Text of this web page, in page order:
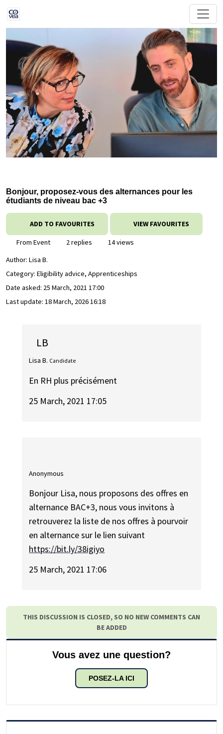
Bonjour, proposez-vous des alternances pour les
étudiants de niveau bac +3
ADD TO FAVOURITES VIEW FAVOURITES
From Event 2 replies
14 views
Author: Lisa B.
Category: Eligibility advice, Apprenticeships
Date asked: 25 March, 2021 17:00
Last update: 18 March, 2026 16:18
LB
Lisa B. Candidate
En RH plus précisément
25 March, 2021 17:05
Anonymous
Bonjour Lisa, nous proposons des offres en
alternance BAC+3, nous vous invitons à
retrouverez la liste de nos offres à pourvoir
en alternance sur le lien suivant
https://bit.ly/38igiyo
25 March, 2021 17:06
THIS DISCUSSION IS CLOSED, SO NO NEW COMMENTS CAN
BE ADDED
Vous avez une question?
POSEZ-LA ICI